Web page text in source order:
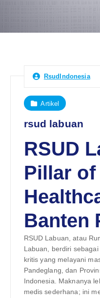
RsudIndonesia
Artikel
rsud labuan
RSUD
Pillar of
Banten
RSUD Labuan, atau
Labuan, berdiri
kritis yang melayani
Pandeglang, dan
Indonesia. Maknanya
medis sederhana; ini